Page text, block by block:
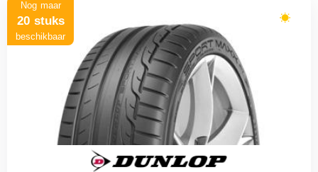
Nog maar
20 stuks
beschikbaar